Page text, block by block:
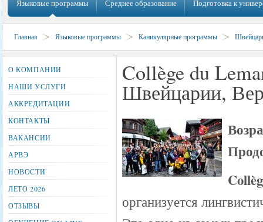
Языковые программы Среднее образование Подготовка к
Главная Языковые программы Каникулярные программы
Collège du
Швейцарии,
организуется
О КОМПАНИИ
НАШИ УСЛУГИ
АККРЕДИТАЦИИ
КОНТАКТЫ
ВАКАНСИИ
АРВЭ
НОВОСТИ
ЛЕТО 2026
ОТЗЫВЫ